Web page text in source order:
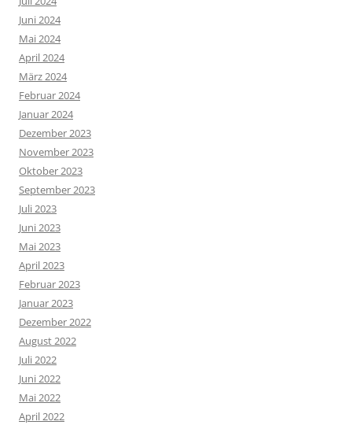
Juni 2024
Mai 2024
April 2024
März 2024
Februar 2024
Januar 2024
Dezember 2023
November 2023
Oktober 2023
September 2023
Juli 2023
Juni 2023
Mai 2023
April 2023
Februar 2023
Januar 2023
Dezember 2022
August 2022
Juli 2022
Juni 2022
Mai 2022
April 2022